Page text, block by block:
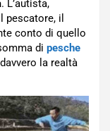
. L’autista,
pescatore, il
conto di quello
di pesche
la realtà